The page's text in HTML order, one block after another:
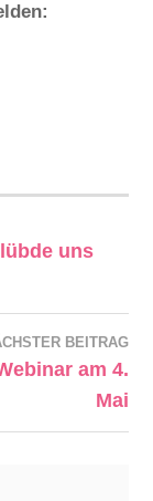
uns
BEITRAG
am 4.
Mai